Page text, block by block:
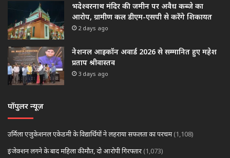
भदेश्वरनाथ मंदिर की जमीन पर अवैध कब्जे का
आरोप, ग्रामीण कल डीएम-एसपी से करेंगे शिकायत
2 days ago
नेशनल आइकॉन अवार्ड 2026 से सम्मानित हुए महेश
प्रताप श्रीवास्तव
3 days ago
पॉपुलर न्यूज़
उर्मिला एजुकेशनल एकेडमी के विद्यार्थियों ने लहराया सफलता का परचम (1,108)
इंजेक्शन लगने के बाद महिला की मौत, दो आरोपी गिरफ्तार (1,073)